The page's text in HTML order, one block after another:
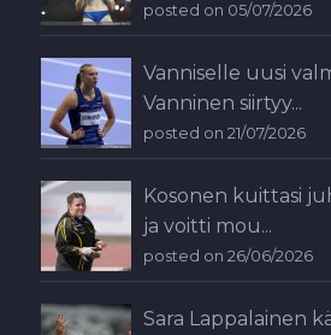
posted on 05/07/2026
Vanniselle uusi
Vanninen siirtyy...
posted on 21/07/2026
Kosonen kuittasi
ja voitti mou...
posted on 26/06/2026
Sara Lappalainen